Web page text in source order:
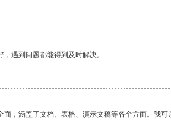
遇到问题都能得到及时解决。
面，涵盖了文档、表格、演示文稿等各个方面。我可